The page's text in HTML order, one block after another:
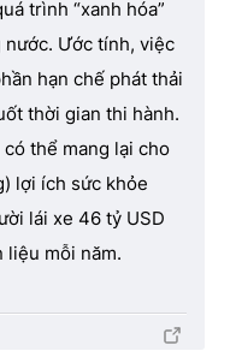
trình “xanh hóa”
Ước tính, việc
hạn chế phát thải
thời gian thi hành.
thể mang lại cho
lợi ích sức khỏe
lái xe 46 tỷ USD
liệu mỗi năm.